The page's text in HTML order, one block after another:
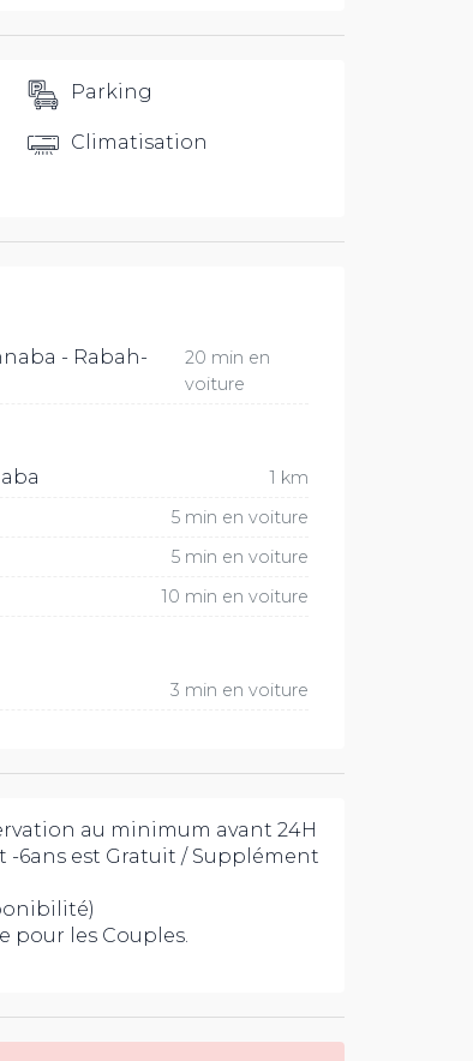
Parking
Climatisation
- Rabah-
20 min en
voiture
1 km
5 min en voiture
5 min en voiture
10 min en voiture
3 min en voiture
au minimum avant 24H
-6ans est Gratuit / Supplément
pour les Couples.